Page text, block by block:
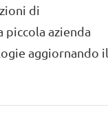
di
azienda
aggiornando il